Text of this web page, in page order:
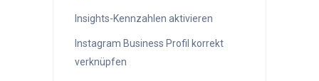
Insights-Kennzahlen aktivieren
Instagram Business Profil korrekt
verknüpfen